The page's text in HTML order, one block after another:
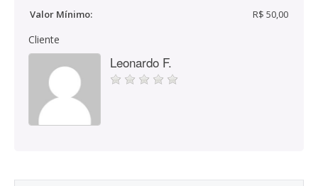
Valor Mínimo:
R$ 50,00
Cliente
Leonardo F.